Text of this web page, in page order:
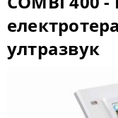
ултразвук